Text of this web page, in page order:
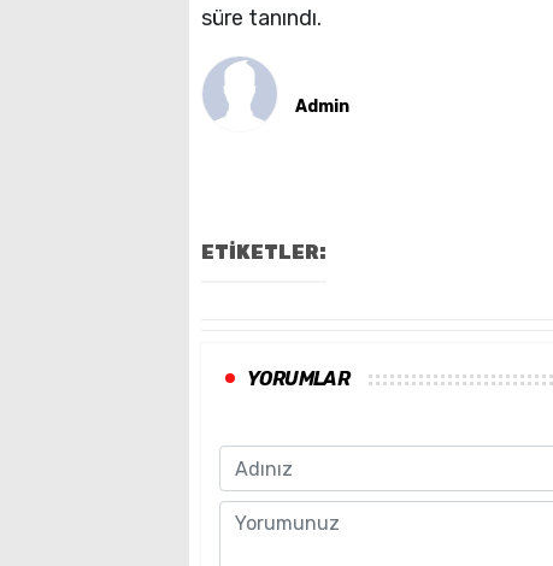
süre tanındı.
Admin
ETİKETLER:
YORUMLAR
Name
Comment